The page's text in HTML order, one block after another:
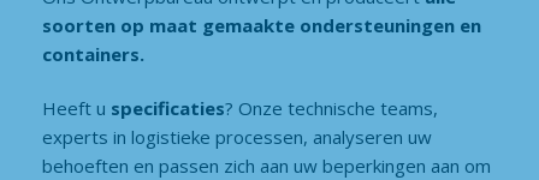
soorten op maat gemaakte ondersteuningen en
containers.
Heeft u specificaties? Onze technische teams,
experts in logistieke processen, analyseren uw
behoeften en passen zich aan uw beperkingen aan om